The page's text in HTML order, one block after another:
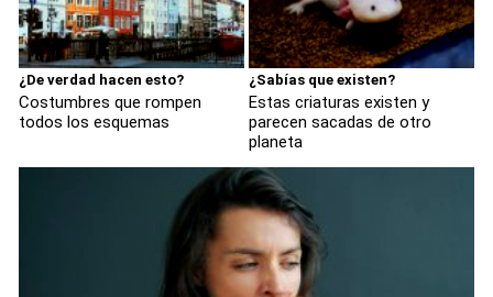
¿De verdad hacen esto?
Costumbres que rompen
todos los esquemas
¿Sabías que existen?
Estas criaturas existen y
parecen sacadas de otro
planeta